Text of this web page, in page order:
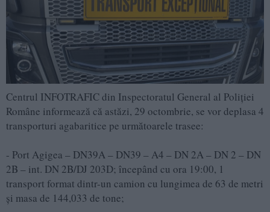
Centrul INFOTRAFIC din Inspectoratul General al Poliției
Române informează că astăzi, 29 octombrie, se vor deplasa 4
transporturi agabaritice pe următoarele trasee:
- Port Agigea – DN39A – DN39 – A4 – DN 2A – DN 2 – DN
2B – int. DN 2B/DJ 203D; începând cu ora 19:00, 1
transport format dintr-un camion cu lungimea de 63 de metri
și masa de 144,033 de tone;